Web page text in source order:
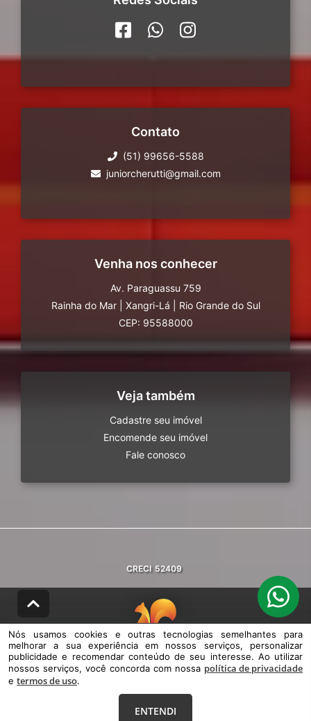
Contato
(51) 99656-5588
juniorcherutti@gmail.com
Venha nos conhecer
Av. Paraguassu 759
Rainha do Mar
Xangri-Lá
Rio Grande do Sul
CEP: 95588000
Veja também
Cadastre seu imóvel
Encomende seu imóvel
Fale conosco
CRECI 52409
© DESENVOLVIDO PELAAGIL.NET
Nós usamos cookies e outras tecnologias semelhantes para melhorar a
sua experiência em nossos serviços, personalizar publicidade e
Nós usamos cookies e outras tecnologias semelhantes para
melhorar a sua experiência em nossos serviços, personalizar
publicidade e recomendar conteúdo de seu interesse. Ao utilizar
nossos serviços, você concorda com nossa política de privacidade
e termos de uso.
ENTENDI